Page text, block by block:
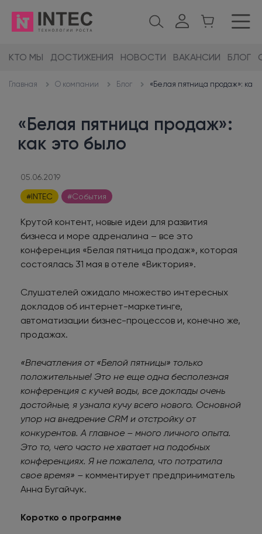
КТО МЫ ДОСТИЖЕНИЯ НОВОСТИ ВАКАНСИИ БЛОГ
Главная О компании Блог «Белая пятница продаж»: как
«Белая пятница продаж»:
как это было
05.06.2019
#INTEC #События
Крутой контент, новые идеи для развития
бизнеса и море адреналина – все это
конференция «Белая пятница продаж», которая
состоялась 31 мая в отеле «Виктория».
Слушателей ожидало множество интересных
докладов об интернет-маркетинге,
автоматизации бизнес-процессов и, конечно же,
продажах.
«Впечатления от «Белой пятницы» только
положительные! Это не еще одна бесполезная
конференция с кучей воды, все доклады очень
достойные, я узнала кучу всего нового. Основной
упор на внедрение CRM и отстройку от
конкурентов. А главное – много личного опыта.
Это то, чего часто не хватает на подобных
конференциях. Я не пожалела, что потратила
свое время» – комментирует предприниматель
Анна Бугайчук.
Коротко о программе